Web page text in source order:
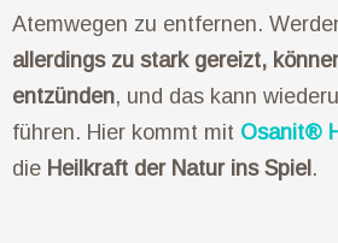
Atemwegen zu entfernen.
allerdings zu stark gereizt,
entzünden, und das kann
führen. Hier kommt mit Osanit®
die Heilkraft der Natur ins Spiel .